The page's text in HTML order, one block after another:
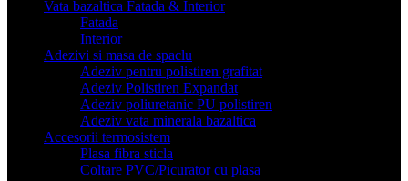
Vata bazaltica Fatada & Interior
Fatada
Interior
Adezivi si masa de spaclu
Adeziv pentru polistiren grafitat
Adeziv Polistiren Expandat
Adeziv poliuretanic PU polistiren
Adeziv vata minerala bazaltica
Accesorii termosistem
Plasa fibra sticla
Coltare PVC/Picurator cu plasa